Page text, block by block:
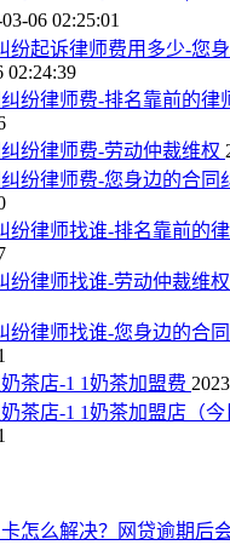
06 02:25:01
纷起诉律师费用多少-您
02:24:39
纷律师费-排名靠前的律
纷律师费-劳动仲裁维权
纷律师费-您身边的合同
纷律师找谁-排名靠前的
纷律师找谁-劳动仲裁维权
纷律师找谁-您身边的合
茶店-1 1奶茶加盟费
茶店-1 1奶茶加盟店（今
怎么解决？网贷逾期后